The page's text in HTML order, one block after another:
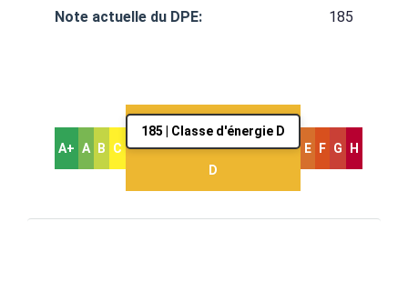
Note actuelle du DPE:
185
A+ A B C
185 | Classe d'énergie D
D
E F G H